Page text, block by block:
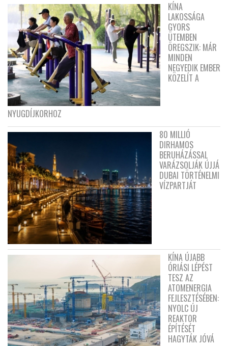
KÍNA
LAKOSSÁGA
GYORS
ÜTEMBEN
ÖREGSZIK: MÁR
MINDEN
NEGYEDIK EMBER
KÖZELÍT A
NYUGDÍJKORHOZ
80 MILLIÓ
DIRHAMOS
BERUHÁZÁSSAL
VARÁZSOLJÁK ÚJJÁ
DUBAI TÖRTÉNELMI
VÍZPARTJÁT
KÍNA ÚJABB
ÓRIÁSI LÉPÉST
TESZ AZ
ATOMENERGIA
FEJLESZTÉSÉBEN:
NYOLC ÚJ
REAKTOR
ÉPÍTÉSÉT
HAGYTÁK JÓVÁ